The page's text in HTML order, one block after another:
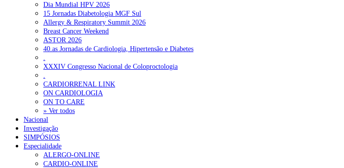
Quase 11.900 jovens recorreram aos cheques psicólogo e nutricionista no primeiro mês
ULS de Coimbra estreia cirurgia endoscópica do ouvido com apoio robótico em Portugal
Enfermeiros exigem esclarecimentos sobre eventual gestão privada da ULS do Algarve
Ordem dos Médicos alerta para riscos no novo sistema de acesso a consultas e cirurgias
Portugal está a formar os médicos de que precisa?
MAIS LIDAS
Enfermagem Forense. “Da urgência ao tribunal, cada gesto conta e cada profissional faz a diferença”
203 visualizações
Dia Mundial HPV 2026
15 Jornadas Diabetologia MGF Sul
Allergy & Respiratory Summit 2026
Breast Cancer Weekend
ASTOR 2026
40.as Jornadas de Cardiologia, Hipertensão e Diabetes
.
XXXIV Congresso Nacional de Coloproctologia
.
CARDIORRENAL LINK
ON CARDIOLOGIA
ON TO CARE
» Ver todos
Nacional
Investigação
SIMPÓSIOS
Especialidade
ALERGO-ONLINE
CARDIO-ONLINE